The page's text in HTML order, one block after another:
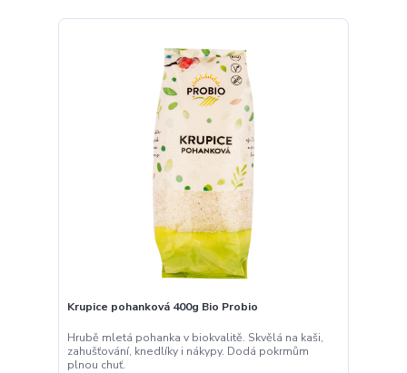
Krupice pohanková 400g Bio Probio
Hrubě mletá pohanka v biokvalitě. Skvělá na kaši,
zahušťování, knedlíky i nákypy. Dodá pokrmům
plnou chuť.